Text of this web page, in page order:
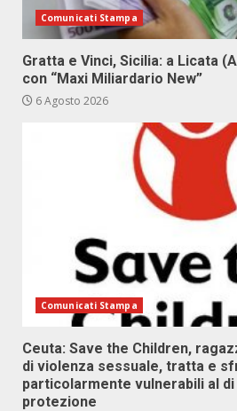
Comunicati Stampa
Gratta e Vinci, Sicilia: a Licata
con “Maxi Miliardario New”
6 Agosto 2026
Comunicati Stampa
Ceuta: Save the Children,
di violenza sessuale, tratta e
particolarmente vulnerabili al
protezione